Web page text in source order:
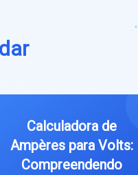
Calculadora de
Ampères para Volts:
Compreendendo